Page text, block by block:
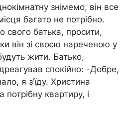
знімемо, він все
багато не потрібно.
свого батька, просити,
він зі своєю нареченою у
жити. Батько,
спокійно: -Добре,
я з’їду. Христина
квартиру, і